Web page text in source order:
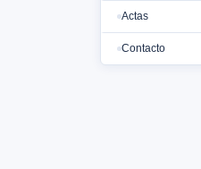
Actas
Contacto